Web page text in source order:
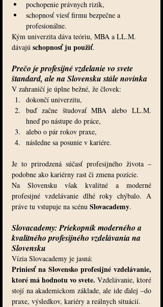
pochopenie právnych rizík,
schopnosť viesť firmu bezpečne a
profesionálne.
Kým univerzita dáva teóriu, MBA a LL.M.
dávajú schopnosť ju použiť.
Prečo je profesijné vzdelanie vo svete
štandard, ale na Slovensku stále novinka
V zahraničí je úplne bežné, že človek:
dokončí univerzitu,
buď začne študovať MBA alebo LL.M.
hneď po nástupe do práce,
alebo o pár rokov praxe,
následne sa posunie v kariére.
Je to prirodzená súčasť profesijného života –
podobne ako kariérny rast či zmena pozície.
Na Slovensku však kvalitné a moderné
profesijné vzdelávanie dlhé roky chýbalo. A
práve tu vstupuje na scénu Slovacademy.
Slovacademy: Priekopník moderného a
kvalitného profesijného vzdelávania na
Slovensku
Vízia Slovacademy je jasná:
Priniesť na Slovensko profesijné vzdelávanie,
ktoré má hodnotu vo svete. Vzdelávanie, ktoré
stojí na akademickom základe, ale ide ďalej –do
praxe, výsledkov, kariéry a reálnych situácií.